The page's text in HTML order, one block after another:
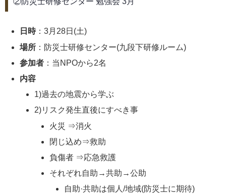
日時：3月28日(土)
場所 ：防災士研修センター(九段下研修ルーム)
参加者 ：当NPOから2名
内容
1)過去の地震から学ぶ
2)リスク発生直後にすべき事
火災 ⇒消火
閉じ込め⇒救助
負傷者 ⇒応急救護
それぞれ自助→共助→公助
自助·共助は個人/地域(防災士に期待)